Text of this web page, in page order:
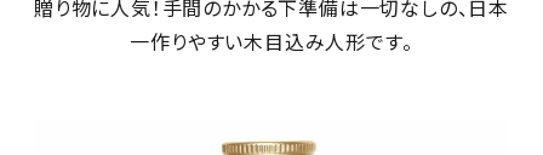
贈り物に人気！手間のかかる下準備は一切なしの、日本
一作りやすい木目込み人形です。